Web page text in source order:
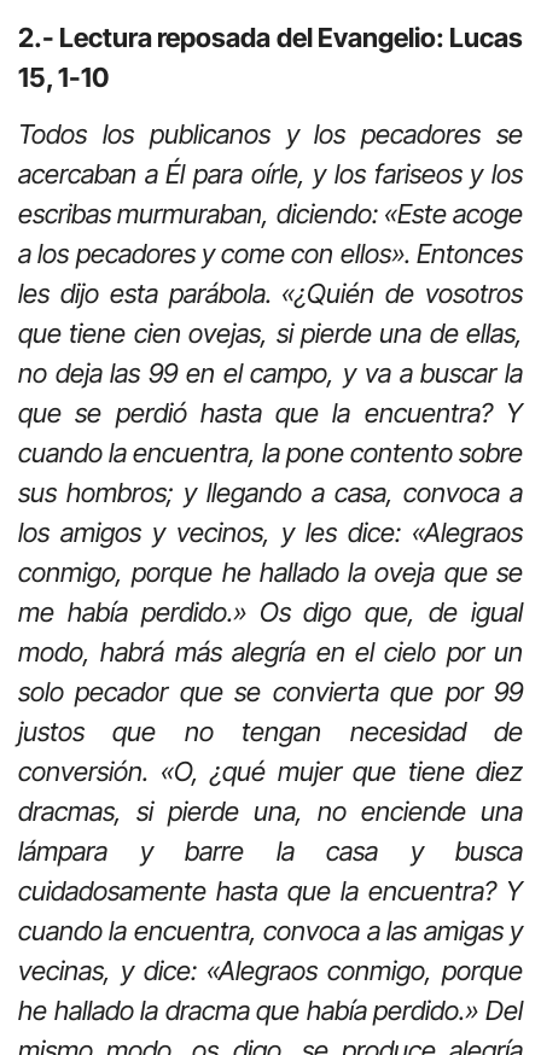
2.- Lectura reposada del Evangelio: Lucas
15, 1-10
Todos los publicanos y los pecadores se
acercaban a Él para oírle, y los fariseos y los
escribas murmuraban, diciendo: «Este acoge
a los pecadores y come con ellos». Entonces
les dijo esta parábola. «¿Quién de vosotros
que tiene cien ovejas, si pierde una de ellas,
no deja las 99 en el campo, y va a buscar la
que se perdió hasta que la encuentra? Y
cuando la encuentra, la pone contento sobre
sus hombros; y llegando a casa, convoca a
los amigos y vecinos, y les dice: «Alegraos
conmigo, porque he hallado la oveja que se
me había perdido.» Os digo que, de igual
modo, habrá más alegría en el cielo por un
solo pecador que se convierta que por 99
justos que no tengan necesidad de
conversión. «O, ¿qué mujer que tiene diez
dracmas, si pierde una, no enciende una
lámpara y barre la casa y busca
cuidadosamente hasta que la encuentra? Y
cuando la encuentra, convoca a las amigas y
vecinas, y dice: «Alegraos conmigo, porque
he hallado la dracma que había perdido.» Del